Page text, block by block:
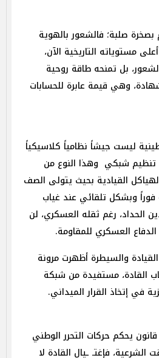
صلبة؛ فالشعور بالهوية
مستوياته التاريخية الآن،
بل تمنحه طاقة روحية
وهي قيمة عابرة للحسابات
ليست جيشاً نظامياً كلاسيكياً
تنظيم شبكي وهذا النوع من
القيادية بحيث يتولى الصف
فوراً وبشكل تلقائي عند غياب
الحداد، رغم ثقله العسكري، لن
العسكري للمقاومة.
والسيطرة أظهرت مرونة
القادة، مستفيدة من شبكة
في إتخاذ القرار الميداني.
يحكم حركات التحرر الوطني
الشرعية، فإغتـ ـيال القادة لا